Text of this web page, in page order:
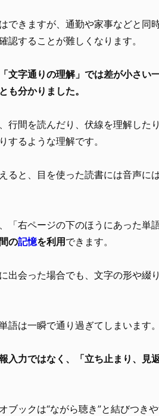
できますが、通勤や家事などと同
認することが難しくなります。
「文字通りの理解」では差が小さ
も分かりました。
行間を読んだり、伏線を理解した
するような理解です。
ると、目を使った読書には音声に
「右ページの下のほうにあった単
の記憶を利用 できます。
出会った場合でも、文字の形や綴
語は一瞬で通り過ぎてしまいます。
入力ではなく、「立ち止まり、見
ブックは“ながら聴き”と結びつきや